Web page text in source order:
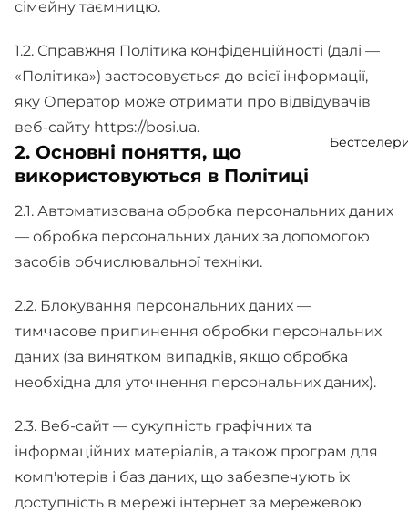
сімейну таємницю.
1.2. Справжня Політика конфіденційності (далі —
«Політика») застосовується до всієї інформації,
яку Оператор може отримати про відвідувачів
веб-сайту https://bosi.ua.
2. Основні поняття, що
використовуються в Політиці
2.1. Автоматизована обробка персональних даних
— обробка персональних даних за допомогою
засобів обчислювальної техніки.
2.2. Блокування персональних даних —
тимчасове припинення обробки персональних
даних (за винятком випадків, якщо обробка
необхідна для уточнення персональних даних).
2.3. Веб-сайт — сукупність графічних та
інформаційних матеріалів, а також програм для
комп'ютерів і баз даних, що забезпечують їх
доступність в мережі інтернет за мережевою